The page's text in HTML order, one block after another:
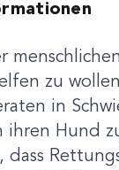
zu
in
ihren Hund
dass